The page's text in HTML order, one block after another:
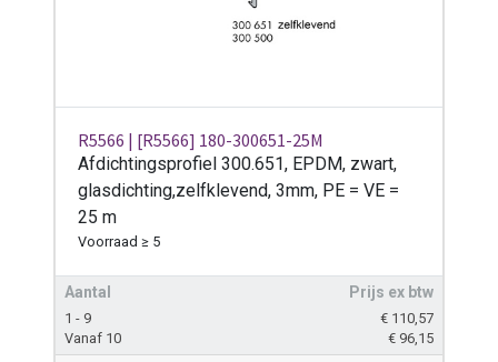
R5566 | [R5566] 180-300651-25M
Afdichtingsprofiel 300.651, EPDM, zwart,
glasdichting,zelfklevend, 3mm, PE = VE =
25 m
Voorraad ≥ 5
Aantal Prijs ex btw
1 - 9 € 110,57
Vanaf 10
€ 96,15